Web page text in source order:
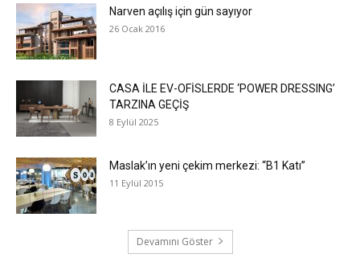
Narven açılış için gün sayıyor
26 Ocak 2016
CASA İLE EV-OFİSLERDE ‘POWER DRESSING’
TARZINA GEÇİŞ
8 Eylül 2025
Maslak’ın yeni çekim merkezi: “B1 Katı”
11 Eylül 2015
Devamını Göster